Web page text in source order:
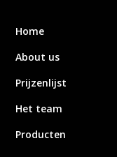
Home
About us
Prijzenlijst
Het team
Producten